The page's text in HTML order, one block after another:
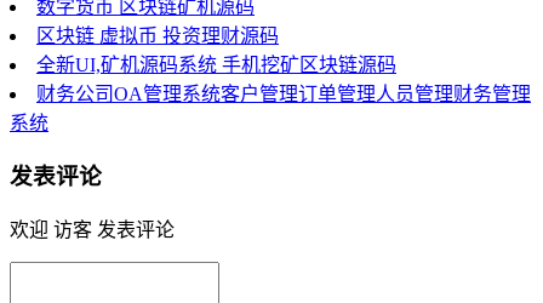
数字货币 区块链矿机源码
区块链 虚拟币 投资理财源码
全新UI,矿机源码系统 手机挖矿区块链源码
财务公司OA管理系统客户管理订单管理人员管理财务管理
系统
发表评论
欢迎 访客 发表评论